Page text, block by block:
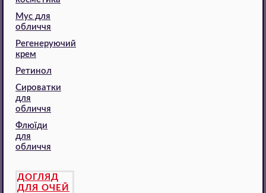
Мус для
обличчя
Регенеруючий
крем
Ретинол
Сироватки
для
обличчя
Флюїди
для
обличчя
ДОГЛЯД
ДЛЯ ОЧЕЙ